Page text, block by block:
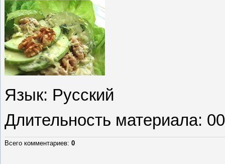
Язык: Русский
Длительность материала:
Всего комментариев: 0